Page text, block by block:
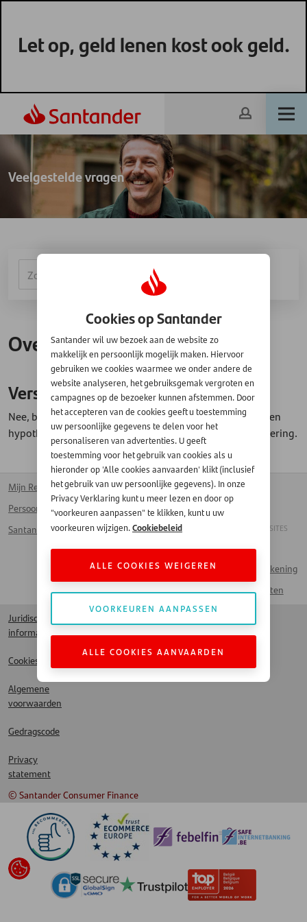
Let op, geld lenen kost ook geld.
Veelgestelde vragen
Over Santander
Verstrekt Santander hypotheken?
Nee, bij Santander Consumer Finance verstrekken we geen
hypotheken. Wij verstrekken alleen consumentenfinanciering.
Mijn Rekening
Persoonlijke lening
Santander Card
Kantoren
Voor bedrijven
Werken bij Santander
Veelgestelde vragen
Contact
Homepage
Français
ANDERE SANTANDER SITES
Handelaar
Naar Mijn Rekening
Spaarproducten
Juridische
informatie
Cookies
Algemene
voorwaarden
Gedragscode
Privacy
statement
© Santander Consumer Finance
Cookies op Santander
Santander wil uw bezoek aan de website zo
makkelijk en persoonlijk mogelijk maken. Hiervoor
gebruiken we cookies waarmee we onder andere de
website analyseren, het gebruiksgemak vergroten en
campagnes op de bezoeker kunnen afstemmen. Door
het accepteren van de cookies geeft u toestemming
uw persoonlijke gegevens te delen voor het
personaliseren van advertenties. U geeft
toestemming voor het gebruik van cookies als u
hieronder op 'Alle cookies aanvaarden' klikt (inclusief
het gebruik van uw persoonlijke gegevens). In onze
Privacy Verklaring kunt u meer lezen en door op
"voorkeuren aanpassen" te klikken, kunt u uw
voorkeuren wijzigen.Cookiebeleid
ALLE COOKIES WEIGEREN
VOORKEUREN AANPASSEN
ALLE COOKIES AANVAARDEN